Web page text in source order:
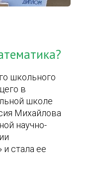
школьного
в
школе
Михайлова
научно-
и стала ее